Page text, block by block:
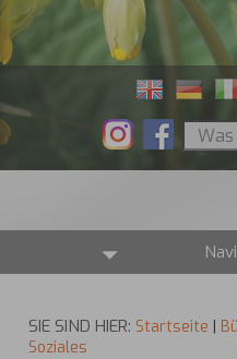
SIE SIND HIER: Startseite |
Soziales